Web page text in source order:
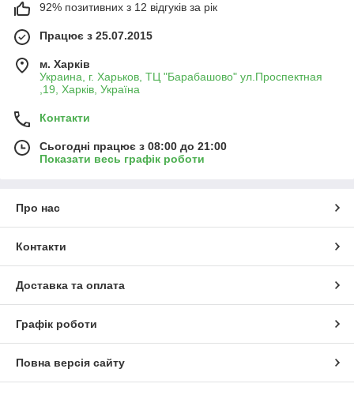
92% позитивних з 12 відгуків за рік
Працює з 25.07.2015
м. Харків
Украина, г. Харьков, ТЦ "Барабашово" ул.Проспектная
,19, Харків, Україна
Контакти
Сьогодні працює з 08:00 до 21:00
Показати весь графік роботи
Про нас
Контакти
Доставка та оплата
Графік роботи
Повна версія сайту